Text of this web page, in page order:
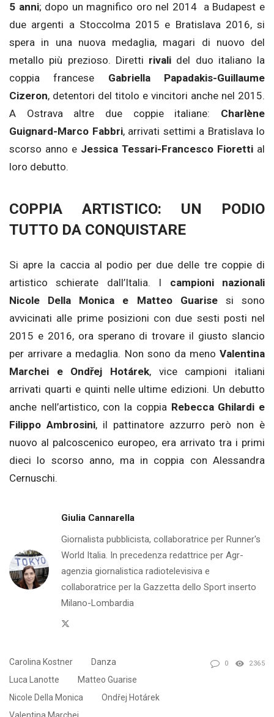
5 anni; dopo un magnifico oro nel 2014 a Budapest e
due argenti a Stoccolma 2015 e Bratislava 2016, si
spera in una nuova medaglia, magari di nuovo del
metallo più prezioso. Diretti rivali del duo italiano la
coppia francese Gabriella Papadakis-Guillaume
Cizeron, detentori del titolo e vincitori anche nel 2015.
A Ostrava altre due coppie italiane: Charlène
Guignard-Marco Fabbri, arrivati settimi a Bratislava lo
scorso anno e Jessica Tessari-Francesco Fioretti al
loro debutto.
COPPIA ARTISTICO: UN PODIO
TUTTO DA CONQUISTARE
Si apre la caccia al podio per due delle tre coppie di
artistico schierate dall’Italia. I campioni nazionali
Nicole Della Monica e Matteo Guarisesi sono
avvicinati alle prime posizioni con due sesti posti nel
2015 e 2016, ora sperano di trovare il giusto slancio
per arrivare a medaglia. Non sono da meno Valentina
Marchei e Ondřej Hotárek, vice campioni italiani
arrivati quarti e quinti nelle ultime edizioni. Un debutto
anche nell’artistico, con la coppia Rebecca Ghilardi e
Filippo Ambrosini, il pattinatore azzurro però non è
nuovo al palcoscenico europeo, era arrivato tra i primi
dieci lo scorso anno, ma in coppia con Alessandra
Cernuschi.
Giulia Cannarella
Giornalista pubblicista, collaboratrice per Runner's
World Italia. In precedenza redattrice per Agr-
agenzia giornalistica radiotelevisiva e
collaboratrice per la Gazzetta dello Sport inserto
Milano-Lombardia
Carolina Kostner
Danza
Luca Lanotte
Matteo Guarise
Nicole Della Monica
Ondřej Hotárek
Valentina Marchei
0 2365